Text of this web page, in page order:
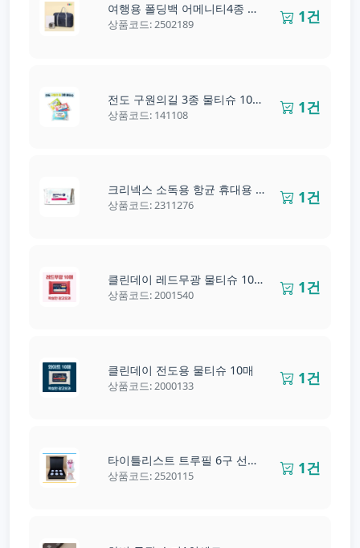
여행용 폴딩백 어메니티4종 세트
상품코드: 2502189 1건
전도 구원의길 3종 물티슈 10매~20매
상품코드: 141108 1건
크리넥스 소독용 항균 휴대용 안심물티슈 20매
상품코드: 2311276 1건
클린데이 레드무광 물티슈 10매
상품코드: 2001540 1건
클린데이 전도용 물티슈 10매
상품코드: 2000133 1건
타이틀리스트 트루필 6구 선물세트 trufeel 6구
상품코드: 2520115 1건